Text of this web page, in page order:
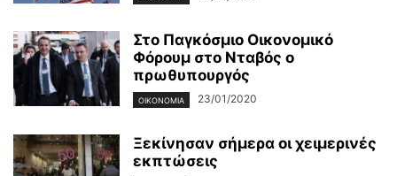
Στο Παγκόσμιο Οικονομικό
Φόρουμ στο Νταβός ο
πρωθυπουργός
ΟΙΚΟΝΟΜΊΑ 23/01/2020
Ξεκίνησαν σήμερα οι χειμερινές
εκπτώσεις